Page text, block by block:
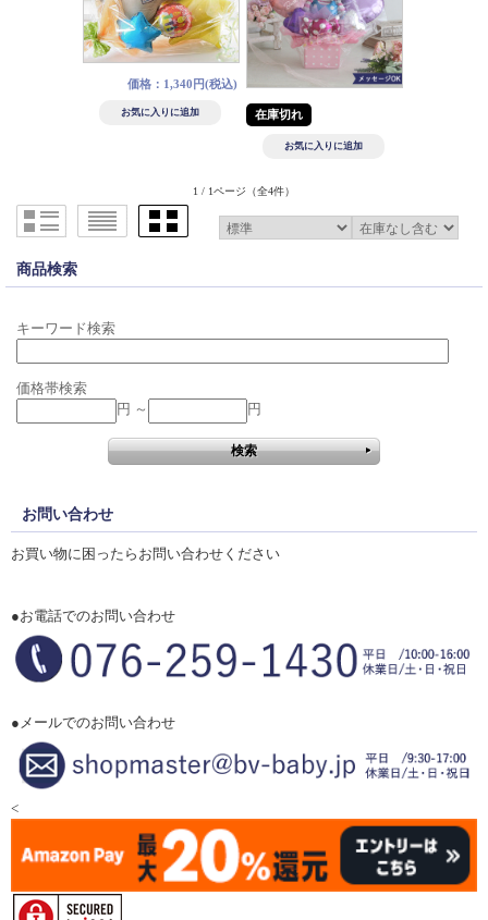
価格：1,340円(税込)
在庫切れ
1 / 1ページ （全4件）
商品検索
キーワード検索
価格帯検索
円 ～
円
お問い合わせ
お買い物に困ったらお問い合わせください
●お電話でのお問い合わせ
●メールでのお問い合わせ
<